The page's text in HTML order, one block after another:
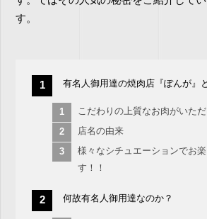
す。
有名人御用達の焼肉店『ぽんが』
こだわりの上質なお肉がいただ
店名の由来
様々なシチュエーションでお
す！！
何故有名人御用達なのか？